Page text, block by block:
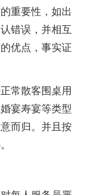
重要性，如出
错误，并相互
优点，事实证
常散客围桌用
宴寿宴等类型
而归。并且按